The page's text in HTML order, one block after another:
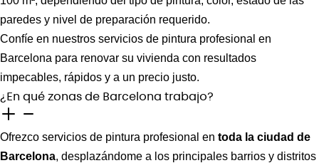
paredes y nivel de preparación requerido.
Confíe en nuestros servicios de pintura profesional en
Barcelona para renovar su vivienda con resultados
impecables, rápidos y a un precio justo.
¿En qué zonas de Barcelona trabajo?
Ofrezco servicios de pintura profesional en toda la ciudad de
Barcelona, desplazándome a los principales barrios y distritos